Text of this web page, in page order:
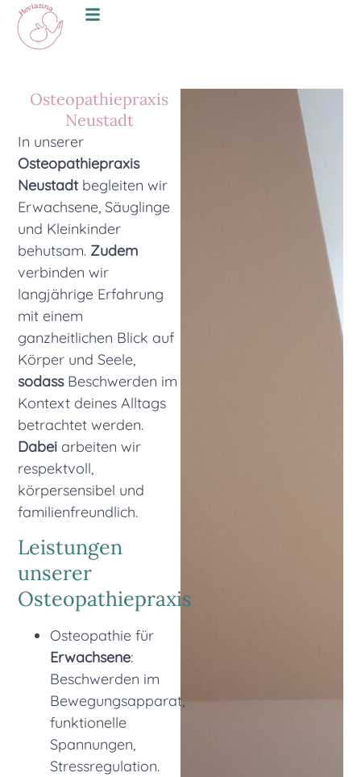
Osteopathiepraxis
Neustadt
In unserer
Osteopathiepraxis
Neustadt begleiten wir
Erwachsene, Säuglinge
und Kleinkinder
behutsam. Zudem
verbinden wir
langjährige Erfahrung
mit einem
ganzheitlichen Blick auf
Körper und Seele,
sodassBeschwerden im
Kontext deines Alltags
betrachtet werden.
Dabei arbeiten wir
respektvoll,
körpersensibel und
familienfreundlich.
Leistungen
unserer
Osteopathiepraxis
Osteopathie für
Erwachsene:
Beschwerden im
Bewegungsapparat,
funktionelle
Spannungen,
Stressregulation.